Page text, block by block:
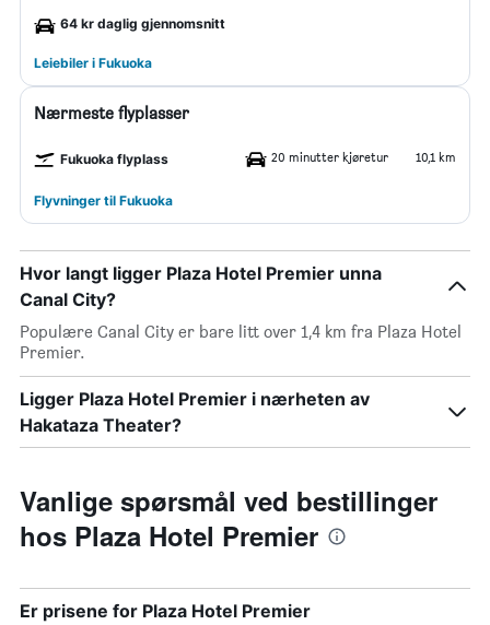
64 kr daglig gjennomsnitt
Leiebiler i Fukuoka
Nærmeste flyplasser
Fukuoka flyplass 20 minutter kjøretur 10,1 km
Flyvninger til Fukuoka
Hvor langt ligger Plaza Hotel Premier unna
Canal City?
Populære Canal City er bare litt over 1,4 km fra Plaza Hotel
Premier.
Ligger Plaza Hotel Premier i nærheten av
Hakataza Theater?
Vanlige spørsmål ved bestillinger
hos Plaza Hotel Premier
Er prisene for Plaza Hotel Premier